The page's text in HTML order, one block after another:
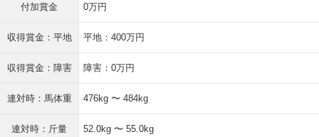
付加賞金 0万円
収得賞金：平地 平地：400万円
収得賞金：障害 障害：0万円
連対時：馬体重 476kg 〜 484kg
連対時：斤量 52.0kg 〜 55.0kg